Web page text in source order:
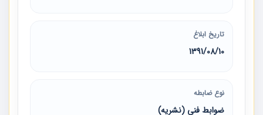
تاریخ ابلاغ
1391/08/10
نوع ضابطه
ضوابط فنی (نشریه)